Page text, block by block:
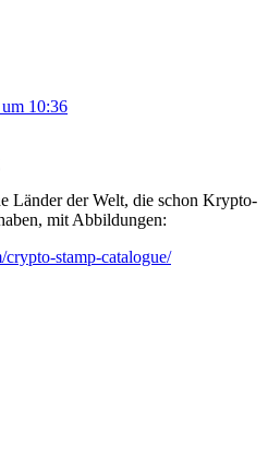
10:36
Länder der Welt, die schon Krypto-
mit Abbildungen:
stamp-catalogue/